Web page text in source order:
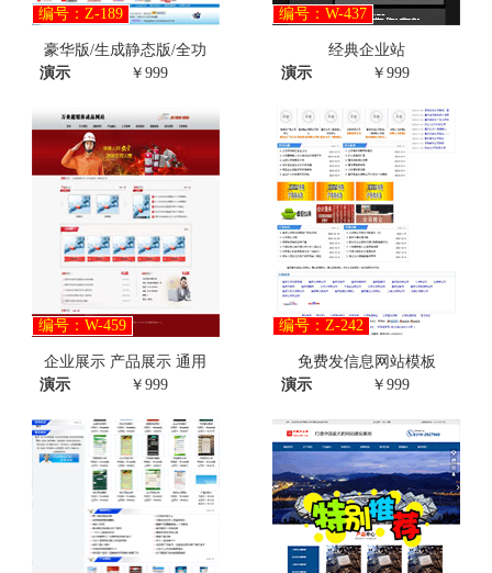
编号：Z-189
豪华版/生成静态版/全功
演示
￥999
编号：W-437
经典企业站
演示
￥999
编号：W-459
企业展示 产品展示 通用
演示
￥999
编号：Z-242
免费发信息网站模板
演示
￥999